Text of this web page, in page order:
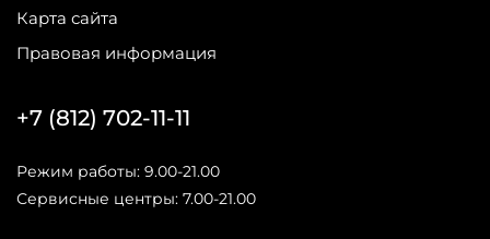
Карта сайта
Правовая информация
+7 (812) 702-11-11
Режим работы: 9.00-21.00
Сервисные центры: 7.00-21.00